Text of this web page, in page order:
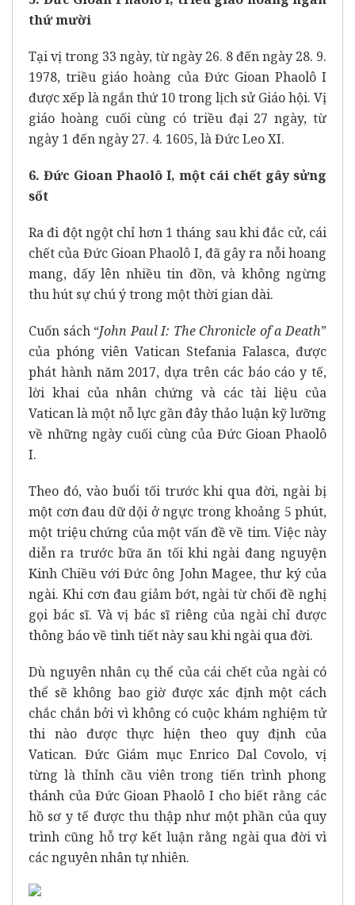
thứ mười
Tại vị trong 33 ngày, từ ngày 26. 8 đến ngày 28. 9.
1978, triều giáo hoàng của Đức Gioan Phaolô I
được xếp là ngắn thứ 10 trong lịch sử Giáo hội. Vị
giáo hoàng cuối cùng có triều đại 27 ngày, từ
ngày 1 đến ngày 27. 4. 1605, là Đức Leo XI.
6. Đức Gioan Phaolô I, một cái chết gây sửng
sốt
Ra đi đột ngột chỉ hơn 1 tháng sau khi đắc cử, cái
chết của Đức Gioan Phaolô I, đã gây ra nỗi hoang
mang, dấy lên nhiều tin đồn, và không ngừng
thu hút sự chú ý trong một thời gian dài.
Cuốn sách “John Paul I: The Chronicle of a Death”
của phóng viên Vatican Stefania Falasca, được
phát hành năm 2017, dựa trên các báo cáo y tế,
lời khai của nhân chứng và các tài liệu của
Vatican là một nỗ lực gần đây thảo luận kỹ lưỡng
về những ngày cuối cùng của Đức Gioan Phaolô
I.
Theo đó, vào buổi tối trước khi qua đời, ngài bị
một cơn đau dữ dội ở ngực trong khoảng 5 phút,
một triệu chứng của một vấn đề về tim. Việc này
diễn ra trước bữa ăn tối khi ngài đang nguyện
Kinh Chiều với Đức ông John Magee, thư ký của
ngài. Khi cơn đau giảm bớt, ngài từ chối đề nghị
gọi bác sĩ. Và vị bác sĩ riêng của ngài chỉ được
thông báo về tình tiết này sau khi ngài qua đời.
Dù nguyên nhân cụ thể của cái chết của ngài có
thể sẽ không bao giờ được xác định một cách
chắc chắn bởi vì không có cuộc khám nghiệm tử
thi nào được thực hiện theo quy định của
Vatican. Đức Giám mục Enrico Dal Covolo, vị
từng là thỉnh cầu viên trong tiến trình phong
thánh của Đức Gioan Phaolô I cho biết rằng các
hồ sơ y tế được thu thập như một phần của quy
trình cũng hỗ trợ kết luận rằng ngài qua đời vì
các nguyên nhân tự nhiên.